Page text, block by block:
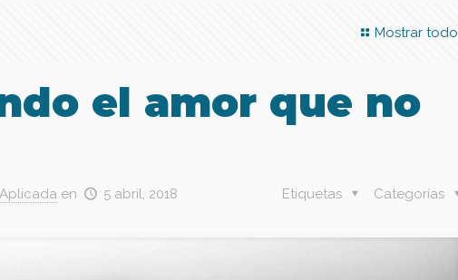
Mostrar todo
el amor que no
en 5 abril, 2018 Categorías
Etiquetas